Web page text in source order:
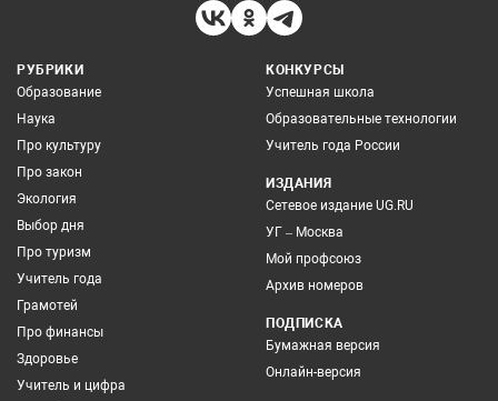
РУБРИКИ
Образование
Наука
Про культуру
Про закон
Экология
Выбор дня
Про туризм
Учитель года
Грамотей
Про финансы
Здоровье
Учитель и цифра
КОНКУРСЫ
Успешная школа
Образовательные технологии
Учитель года России
ИЗДАНИЯ
Сетевое издание UG.RU
УГ – Москва
Мой профсоюз
Архив номеров
ПОДПИСКА
Бумажная версия
Онлайн-версия